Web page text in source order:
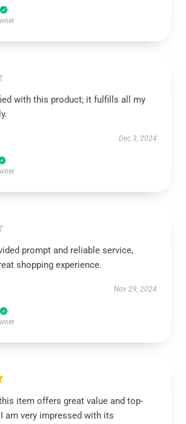
with this product; it fulfills all my
Dec 3, 2024
prompt and reliable service,
shopping experience.
Nov 29, 2024
item offers great value and top-
am very impressed with its